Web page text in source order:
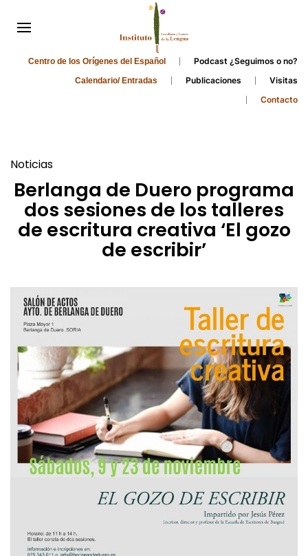
Centro de los Orígenes del Español Podcast ¿Seguimos o no?
Calendario/ Entradas Publicaciones
Visitas
Contacto
Noticias
Berlanga de Duero programa
dos sesiones de los talleres
de escritura creativa ‘El gozo
de escribir’